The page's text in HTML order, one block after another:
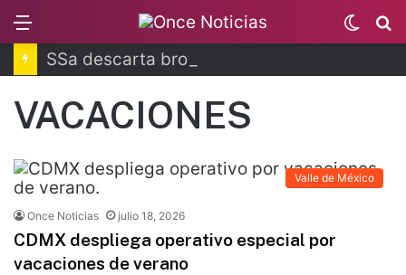
Switch
skin
VACACIONES
Valle de México
Once Noticias julio 18, 2026
CDMX despliega operativo especial por
vacaciones de verano